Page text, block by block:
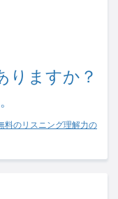
りますか？
料のリスニング理解力の